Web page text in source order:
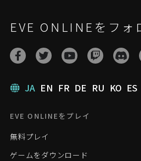
EVE ONLINEをフォ
JA EN FR DE RU KO ES
EVE ONLINEをプレイ
無料プレイ
ゲームをダウンロード